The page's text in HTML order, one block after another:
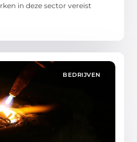
in deze sector vereist
BEDRIJVEN